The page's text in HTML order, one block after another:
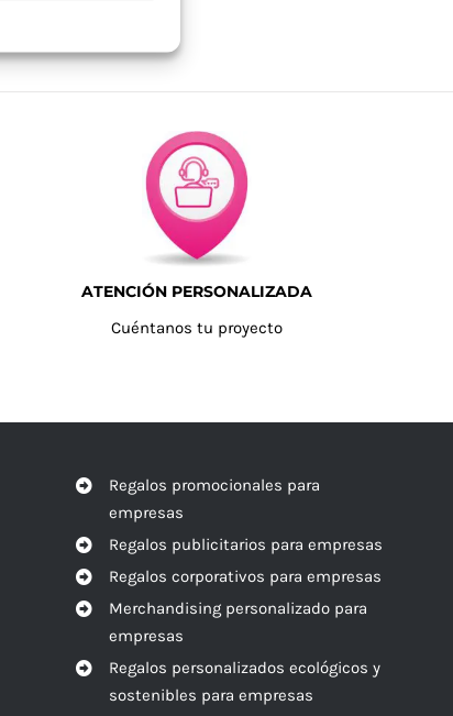
ATENCIÓN PERSONALIZADA
Cuéntanos tu proyecto
Regalos promocionales para
empresas
Regalos publicitarios para empresas
Regalos corporativos para empresas
Merchandising personalizado para
empresas
Regalos personalizados ecológicos y
sostenibles para empresas